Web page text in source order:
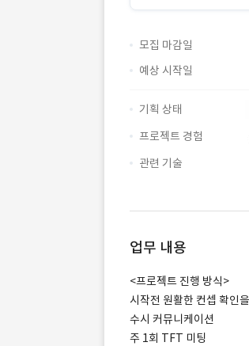
모집 마감일
예상 시작일
기획 상태
프로젝트 경험
관련 기술
업무 내용
<프로젝트 진행 방식>
시작전 원활한 컨셉 확인
수시 커뮤니케이션
주 1회 TFT 미팅